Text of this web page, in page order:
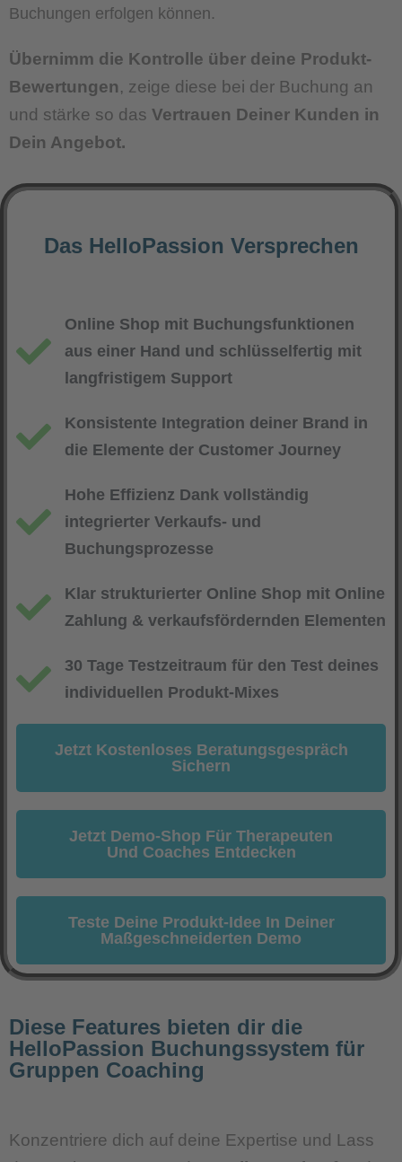
Buchungen erfolgen können.
Übernimm die Kontrolle über deine Produkt-
Bewertungen, zeige diese bei der Buchung an
und stärke so das Vertrauen Deiner Kunden in
Dein Angebot.
Das HelloPassion Versprechen
Online Shop mit Buchungsfunktionen
aus einer Hand und schlüsselfertig mit
langfristigem Support
Konsistente Integration deiner Brand in
die Elemente der Customer Journey
Hohe Effizienz Dank vollständig
integrierter Verkaufs- und
Buchungsprozesse
Klar strukturierter Online Shop mit Online
Zahlung & verkaufsfördernden Elementen
30 Tage Testzeitraum für den Test deines
individuellen Produkt-Mixes
Jetzt Kostenloses Beratungsgespräch
Sichern
Jetzt Demo-Shop Für Therapeuten
Und Coaches Entdecken
Teste Deine Produkt-Idee In Deiner
Maßgeschneiderten Demo
Diese Features bieten dir die
HelloPassion Buchungssystem für
Gruppen Coaching
Konzentriere dich auf deine Expertise und Lass